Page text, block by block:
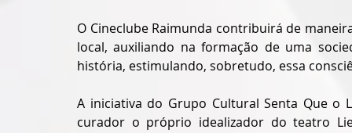
O Cineclube Raimunda contribuirá de
local, auxiliando na formação de uma
história, estimulando, sobretudo, essa
A iniciativa do Grupo Cultural Senta Que o
curador o próprio idealizador do teatro